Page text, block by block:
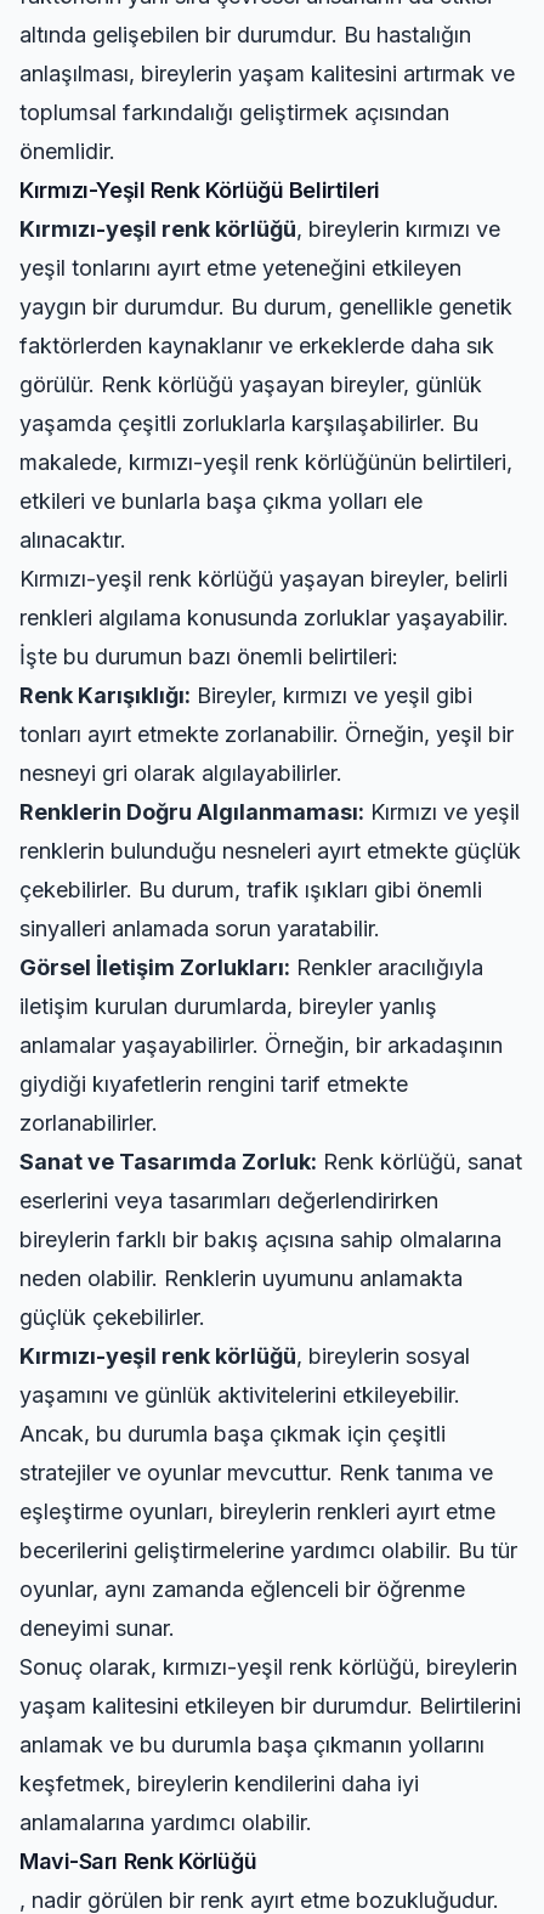
altında gelişebilen bir durumdur. Bu hastalığın
anlaşılması, bireylerin yaşam kalitesini artırmak ve
toplumsal farkındalığı geliştirmek açısından
önemlidir.
Kırmızı-Yeşil Renk Körlüğü Belirtileri
Kırmızı-yeşil renk körlüğü, bireylerin kırmızı ve
yeşil tonlarını ayırt etme yeteneğini etkileyen
yaygın bir durumdur. Bu durum, genellikle genetik
faktörlerden kaynaklanır ve erkeklerde daha sık
görülür. Renk körlüğü yaşayan bireyler, günlük
yaşamda çeşitli zorluklarla karşılaşabilirler. Bu
makalede, kırmızı-yeşil renk körlüğünün belirtileri,
etkileri ve bunlarla başa çıkma yolları ele
alınacaktır.
Kırmızı-yeşil renk körlüğü yaşayan bireyler, belirli
renkleri algılama konusunda zorluklar yaşayabilir.
İşte bu durumun bazı önemli belirtileri:
Renk Karışıklığı: Bireyler, kırmızı ve yeşil gibi
tonları ayırt etmekte zorlanabilir. Örneğin, yeşil bir
nesneyi gri olarak algılayabilirler.
Renklerin Doğru Algılanmaması: Kırmızı ve yeşil
renklerin bulunduğu nesneleri ayırt etmekte güçlük
çekebilirler. Bu durum, trafik ışıkları gibi önemli
sinyalleri anlamada sorun yaratabilir.
Görsel İletişim Zorlukları: Renkler aracılığıyla
iletişim kurulan durumlarda, bireyler yanlış
anlamalar yaşayabilirler. Örneğin, bir arkadaşının
giydiği kıyafetlerin rengini tarif etmekte
zorlanabilirler.
Sanat ve Tasarımda Zorluk: Renk körlüğü, sanat
eserlerini veya tasarımları değerlendirirken
bireylerin farklı bir bakış açısına sahip olmalarına
neden olabilir. Renklerin uyumunu anlamakta
güçlük çekebilirler.
Kırmızı-yeşil renk körlüğü, bireylerin sosyal
yaşamını ve günlük aktivitelerini etkileyebilir.
Ancak, bu durumla başa çıkmak için çeşitli
stratejiler ve oyunlar mevcuttur. Renk tanıma ve
eşleştirme oyunları, bireylerin renkleri ayırt etme
becerilerini geliştirmelerine yardımcı olabilir. Bu tür
oyunlar, aynı zamanda eğlenceli bir öğrenme
deneyimi sunar.
Sonuç olarak, kırmızı-yeşil renk körlüğü, bireylerin
yaşam kalitesini etkileyen bir durumdur. Belirtilerini
anlamak ve bu durumla başa çıkmanın yollarını
keşfetmek, bireylerin kendilerini daha iyi
anlamalarına yardımcı olabilir.
Mavi-Sarı Renk Körlüğü
, nadir görülen bir renk ayırt etme bozukluğudur.